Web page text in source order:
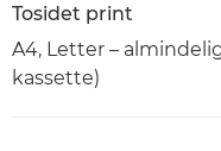
Tosidet print
A4, Letter –
kassette)